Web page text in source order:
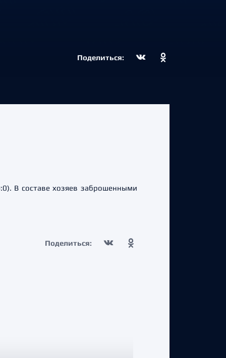
Поделиться:
В составе хозяев заброшенными
Поделиться: